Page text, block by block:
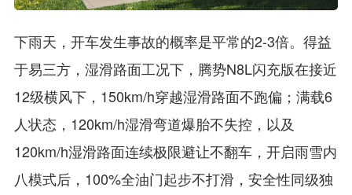
下雨天，开车发生事故的概率是平常的2-3倍。得益
于易三方，湿滑路面工况下，腾势N8L闪充版在接近
12级横风下，150km/h穿越湿滑路面不跑偏；满载6
人状态，120km/h湿滑弯道爆胎不失控，以及
120km/h湿滑路面连续极限避让不翻车，开启雨雪内
八模式后，100%全油门起步不打滑，安全性同级独